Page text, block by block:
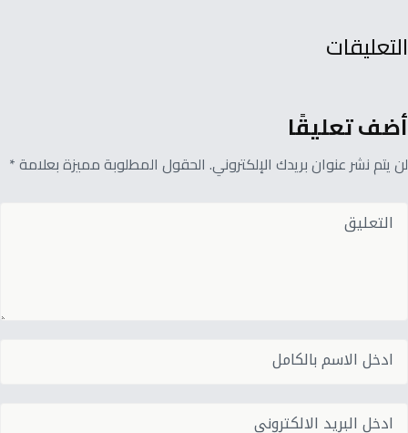
التعليقات
أضف تعليقًا
لن يتم نشر عنوان بريدك الإلكتروني. الحقول المطلوبة مميزة بعلامة *